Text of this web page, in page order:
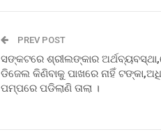
PREV POST
ସଙ୍କଟରେ ଶ୍ରୀଲଙ୍କାର
ଡିଜେଲ କିଣିବାକୁ ପାଖରେ ନାହିଁ
ପମ୍ପରେ ପଡିଲାଣି ତାଲା ।